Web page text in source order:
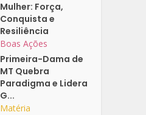
Mulher: Força,
Conquista e
Resiliência
Boas Ações
Primeira-Dama de
MT Quebra
Paradigma e Lidera
G...
Matéria